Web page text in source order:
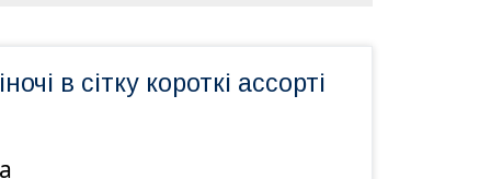
в сітку короткі ассорті